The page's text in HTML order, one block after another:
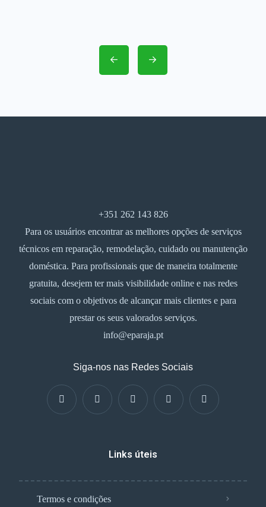
+351 262 143 826
Para os usuários encontrar as melhores opções de serviços
técnicos em reparação, remodelação, cuidado ou manutenção
doméstica. Para profissionais que de maneira totalmente
gratuita, desejem ter mais visibilidade online e nas redes
sociais com o objetivos de alcançar mais clientes e para
prestar os seus valorados serviços.
info@eparaja.pt
Siga-nos nas Redes Sociais
Links úteis
Termos e condições